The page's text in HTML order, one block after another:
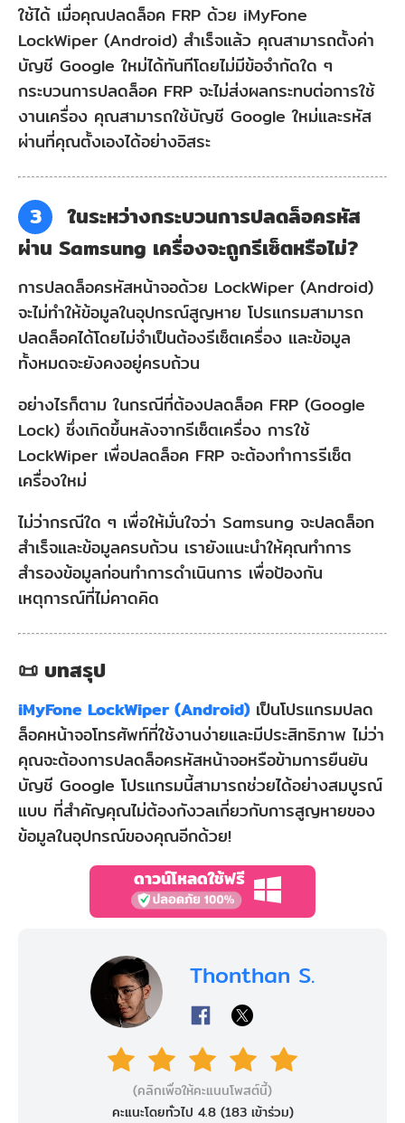
ใช้ได้ เมื่อคุณปลดล็อค FRP ด้วย iMyFone
LockWiper (Android) สำเร็จแล้ว คุณสามารถตั้งค่า
บัญชี Google ใหม่ได้ทันทีโดยไม่มีข้อจำกัดใด ๆ
กระบวนการปลดล็อค FRP จะไม่ส่งผลกระทบต่อการใช้
งานเครื่อง คุณสามารถใช้บัญชี Google ใหม่และรหัส
ผ่านที่คุณตั้งเองได้อย่างอิสระ
3
ในระหว่างกระบวนการปลดล็อครหัส
ผ่าน Samsung เครื่องจะถูกรีเซ็ตหรือไม่?
การปลดล็อครหัสหน้าจอด้วย LockWiper (Android)
จะไม่ทำให้ข้อมูลในอุปกรณ์สูญหาย โปรแกรมสามารถ
ปลดล็อคได้โดยไม่จำเป็นต้องรีเซ็ตเครื่อง และข้อมูล
ทั้งหมดจะยังคงอยู่ครบถ้วน
อย่างไรก็ตาม ในกรณีที่ต้องปลดล็อค FRP (Google
Lock) ซึ่งเกิดขึ้นหลังจากรีเซ็ตเครื่อง การใช้
LockWiper เพื่อปลดล็อค FRP จะต้องทำการรีเซ็ต
เครื่องใหม่
ไม่ว่ากรณีใด ๆ เพื่อให้มั่นใจว่า Samsung จะปลดล็อก
สำเร็จและข้อมูลครบถ้วน เรายังแนะนำให้คุณทำการ
สำรองข้อมูลก่อนทำการดำเนินการ เพื่อป้องกัน
เหตุการณ์ที่ไม่คาดคิด
📜 บทสรุป
iMyFone LockWiper (Android) เป็นโปรแกรมปลด
ล็อคหน้าจอโทรศัพท์ที่ใช้งานง่ายและมีประสิทธิภาพ ไม่ว่า
คุณจะต้องการปลดล็อครหัสหน้าจอหรือข้ามการยืนยัน
บัญชี Google โปรแกรมนี้สามารถช่วยได้อย่างสมบูรณ์
แบบ ที่สำคัญคุณไม่ต้องกังวลเกี่ยวกับการสูญหายของ
ข้อมูลในอุปกรณ์ของคุณอีกด้วย!
ดาวน์โหลดใช้ฟรี
Thonthan S.
(คลิกเพื่อให้คะแนนโพสต์นี้)
คะแนะโดยทั่วไป 4.8 (183เข้าร่วม)